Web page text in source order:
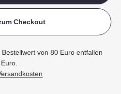
Checkout
von 80 Euro entfallen